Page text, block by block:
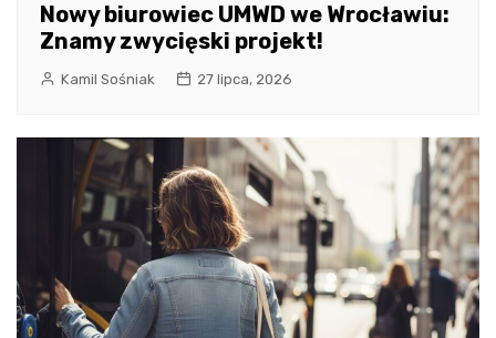
Nowy biurowiec UMWD we Wrocławiu:
Znamy zwycięski projekt!
Kamil Sośniak 27 lipca, 2026